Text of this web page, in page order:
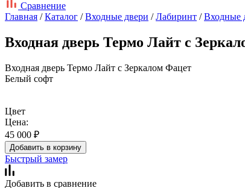
Сравнение
Главная /Каталог /Входные двери /Лабиринт /Входные
Входная дверь Термо Лайт с
Входная дверь Термо Лайт с Зеркалом Фацет
Белый софт
Цвет
Цена:
45 000 ₽
Добавить в корзину
Быстрый замер
Добавить в сравнение